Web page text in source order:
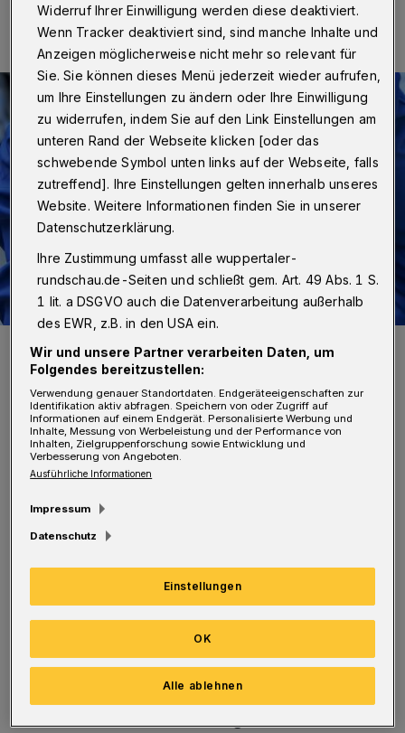
Symbolbild.
Foto: Pierre Blum
V on 9 bis 13 Uhr kommen die Mitglieder
zu Interessenten nach Hause und holen
ausgediente oder defekte Spielsachen,
werden anschließend zur Toys Company
gebracht, wo sie aufgearbeitet werden, um sie
an bedürftige Kinder zu verschenken.
Die Toys Company will mit dieser Aktion nicht
Widerruf Ihrer Einwilligung werden diese deaktiviert.
Wenn Tracker deaktiviert sind, sind manche Inhalte und
Anzeigen möglicherweise nicht mehr so relevant für
Sie. Sie können dieses Menü jederzeit wieder aufrufen,
um Ihre Einstellungen zu ändern oder Ihre Einwilligung
zu widerrufen, indem Sie auf den Link Einstellungen am
unteren Rand der Webseite klicken [oder das
schwebende Symbol unten links auf der Webseite, falls
zutreffend]. Ihre Einstellungen gelten innerhalb unseres
Website. Weitere Informationen finden Sie in unserer
Datenschutzerklärung.
Ihre Zustimmung umfasst alle wuppertaler-
rundschau.de-Seiten und schließt gem. Art. 49 Abs. 1 S.
1 lit. a DSGVO auch die Datenverarbeitung außerhalb
des EWR, z.B. in den USA ein.
Wir und unsere Partner verarbeiten Daten, um
Folgendes bereitzustellen:
Verwendung genauer Standortdaten. Endgeräteeigenschaften zur
Identifikation aktiv abfragen. Speichern von oder Zugriff auf
Informationen auf einem Endgerät. Personalisierte Werbung und
Inhalte, Messung von Werbeleistung und der Performance von
Inhalten, Zielgruppenforschung sowie Entwicklung und
Verbesserung von Angeboten.
Ausführliche Informationen
Impressum
Datenschutz
Einstellungen
Alle ablehnen
OK